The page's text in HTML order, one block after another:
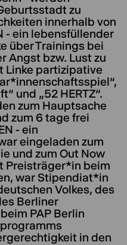
zu
innerhalb von
- ein lebensfüllender
über Trainings bei
Angst bzw. Lust zu
Linke partizipative
und „52 HERTZ“.
zum Hauptsache
zum 6 tage frei
- ein
eingeladen zum
und zum Out Now
Preisträger*in beim
war Stipendiat*in
Volkes, des
Berliner
PAP Berlin
in den